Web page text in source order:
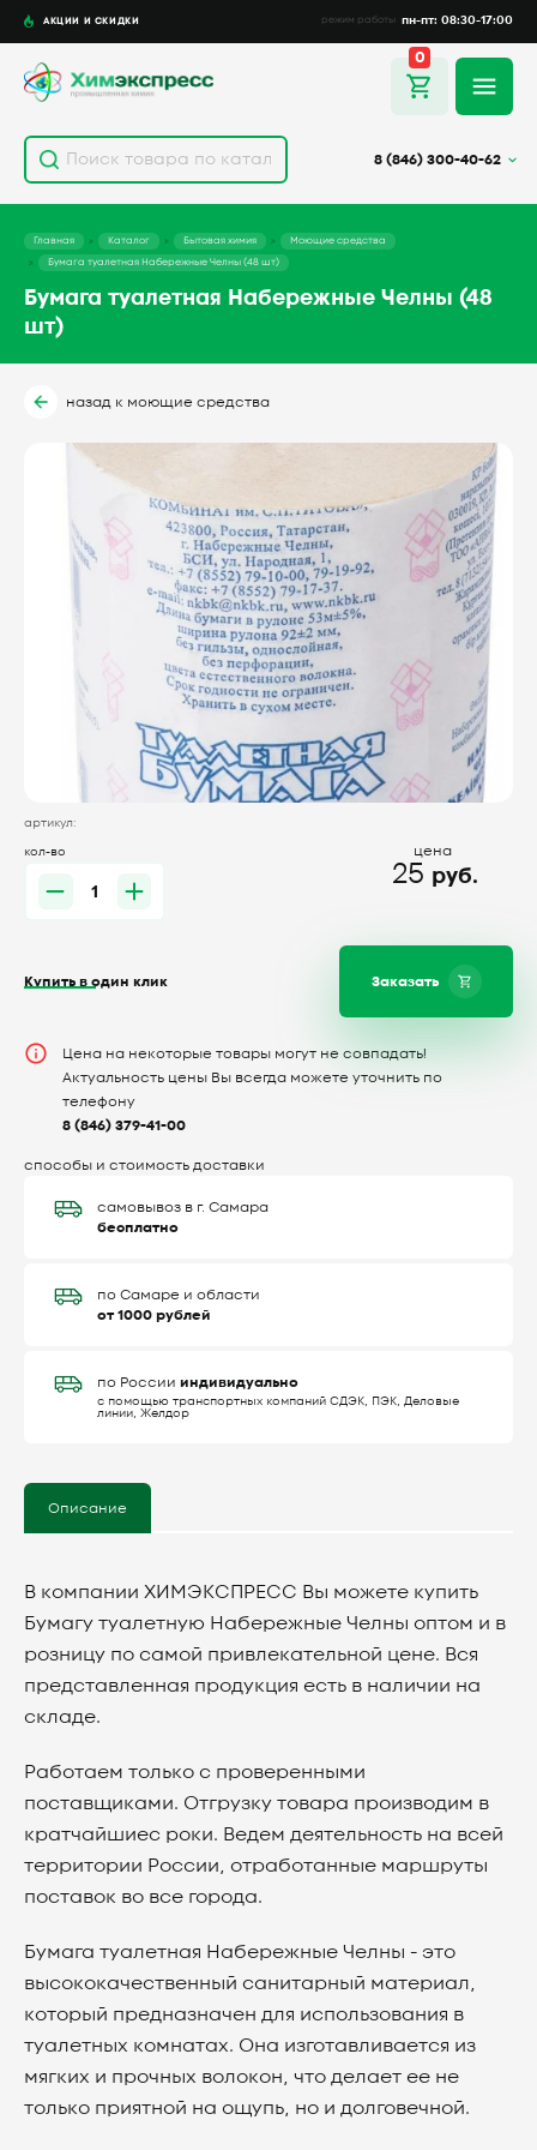
АКЦИИ И СКИДКИ режим работы пн-пт: 08:30-17:00
8 (846) 300-40-62
0
Главная Каталог Бытовая химия
Моющие средства
Бумага туалетная Набережные Челны (48 шт)
Бумага туалетная Набережные Челны (48
шт)
назад к моющие средства
артикул:
кол-во
цена
25 руб.
Заказать
Купить в один клик
Цена на некоторые товары могут не совпадать!
Актуальность цены Вы всегда можете уточнить по
телефону
8 (846) 379-41-00
способы и стоимость доставки
самовывоз в г. Самара
бесплатно
по Самаре и области
от 1000 рублей
по России индивидуально
с помощью транспортных компаний СДЭК, ПЭК, Деловые
линии, Желдор
Описание
В компании ХИМЭКСПРЕСС Вы можете купить
Бумагу туалетную Набережные Челны оптом и в
розницу по самой привлекательной цене. Вся
представленная продукция есть в наличии на
складе.
Работаем только с проверенными
поставщиками. Отгрузку товара производим в
кратчайшиес роки. Ведем деятельность на всей
территории России, отработанные маршруты
поставок во все города.
Бумага туалетная Набережные Челны - это
высококачественный санитарный материал,
который предназначен для использования в
туалетных комнатах. Она изготавливается из
мягких и прочных волокон, что делает ее не
только приятной на ощупь, но и долговечной.